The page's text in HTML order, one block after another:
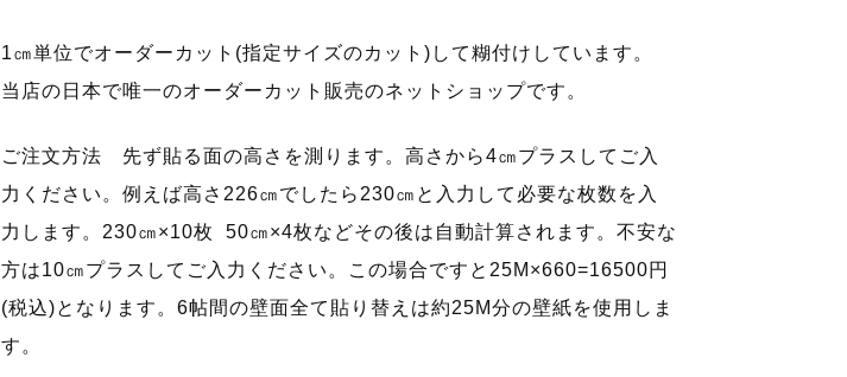
1㎝単位でオーダーカット(指定サイズのカット)して糊付けしています。
当店の日本で唯一のオーダーカット販売のネットショップです。
ご注文方法 先ず貼る面の高さを測ります。高さから4㎝プラスしてご入
力ください。例えば高さ226㎝でしたら230㎝と入力して必要な枚数を入
力します。230㎝×10枚 50㎝×4枚などその後は自動計算されます。不安な
方は10㎝プラスしてご入力ください。この場合ですと25M×660=16500円
(税込)となります。6帖間の壁面全て貼り替えは約25M分の壁紙を使用しま
す。